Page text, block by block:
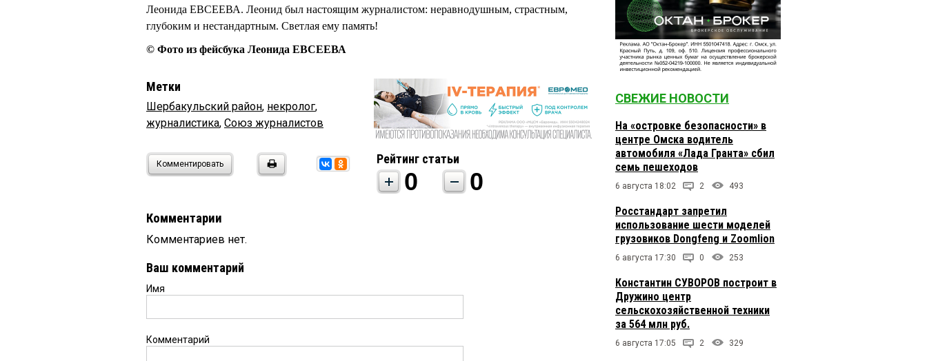
Леонида ЕВСЕЕВА. Леонид был настоящим журналистом: неравнодушным, страстным,
глубоким и нестандартным. Светлая ему память!
© Фото из фейсбука Леонида ЕВСЕЕВА
Метки
Шербакульский район, некролог,
журналистика, Союз журналистов
Комментировать Рейтинг статьи
0 0
Комментарии
Комментариев нет.
Ваш комментарий
Имя
Комментарий
СВЕЖИЕ НОВОСТИ
На «островке безопасности» в
центре Омска водитель
автомобиля «Лада Гранта» сбил
семь пешеходов
6 августа 18:02 2 493
Росстандарт запретил
использование шести моделей
грузовиков Dongfeng и Zoomlion
6 августа 17:30 0 253
Константин СУВОРОВ построит в
Дружино центр
сельскохозяйственной техники
за 564 млн руб.
6 августа 17:05 2 329